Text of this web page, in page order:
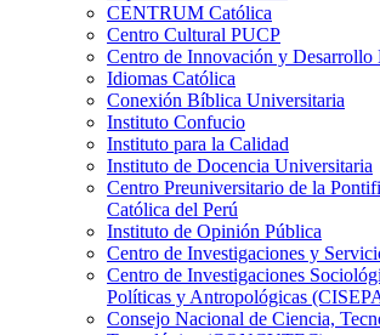
CENTRUM Católica
Centro Cultural PUCP
Centro de Innovación y Desarrollo
Idiomas Católica
Conexión Bíblica Universitaria
Instituto Confucio
Instituto para la Calidad
Instituto de Docencia Universitaria
Centro Preuniversitario de la
Católica del Perú
Instituto de Opinión Pública
Centro de Investigaciones y
Centro de Investigaciones
Políticas y Antropológicas
Consejo Nacional de Ciencia,